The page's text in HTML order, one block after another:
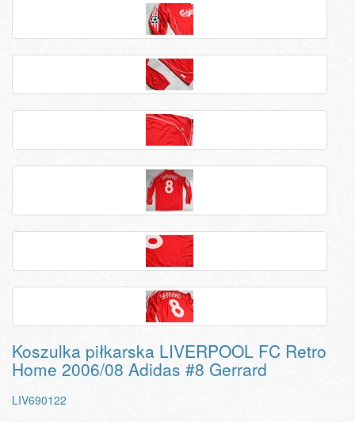
Koszulka piłkarska LIVERPOOL FC Retro
Home 2006/08 Adidas #8 Gerrard
LIV690122